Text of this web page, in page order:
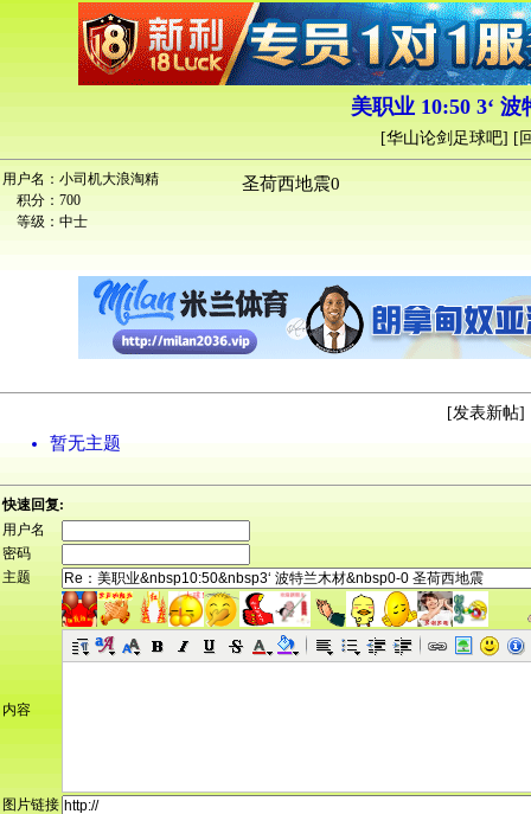
美职业 10:50 3‘
[华山论剑足球吧] [
用户名： 小司机大浪淘精
积分： 700
等级： 中士
圣荷西地震0
[发表新帖]
暂无主题
快速回复:
用户名
密码
主题
内容
图片链接